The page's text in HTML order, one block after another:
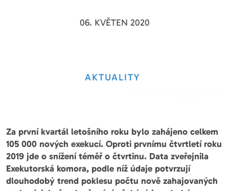
06. KVĚTEN 2020
AKTUALITY
Za první kvartál letošního roku bylo zahájeno celkem
105 000 nových exekucí. Oproti prvnímu čtvrtletí roku
2019 jde o snížení téměř o čtvrtinu. Data zveřejnila
Exekutorská komora, podle níž údaje potvrzují
dlouhodobý trend poklesu počtu nově zahajovaných